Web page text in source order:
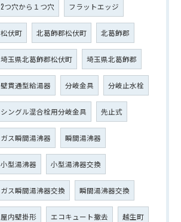
2つ穴から１つ穴 フラットエッジ
松伏町 北葛飾郡松伏町 北葛飾郡
埼玉県北葛飾郡松伏町 埼玉県北葛飾郡
壁貫通型給湯器 分岐金具 分岐止水栓
シングル混合栓用分岐金具 先止式
ガス瞬間湯沸器 瞬間湯沸器
小型湯沸器 小型湯沸器交換
ガス瞬間湯沸器交換 瞬間湯沸器交換
屋内壁掛形 エコキュート撤去 越生町